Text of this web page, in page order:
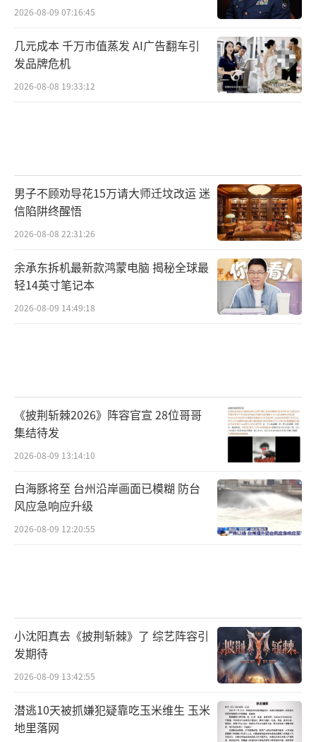
2026-08-09 07:16:45
几元成本 千万市值蒸发 AI广告翻车引
发品牌危机
2026-08-08 19:33:12
男子不顾劝导花15万请大师迁坟改运 迷
信陷阱终醒悟
2026-08-08 22:31:26
余承东拆机最新款鸿蒙电脑 揭秘全球最
轻14英寸笔记本
2026-08-09 14:49:18
《披荆斩棘2026》阵容官宣 28位哥哥
集结待发
2026-08-09 13:14:10
白海豚将至 台州沿岸画面已模糊 防台
风应急响应升级
2026-08-09 12:20:55
小沈阳真去《披荆斩棘》了 综艺阵容引
发期待
2026-08-09 13:42:55
潜逃10天被抓嫌犯疑靠吃玉米维生 玉米
地里落网